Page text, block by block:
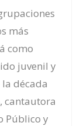
más
como
juvenil y
década
cantautora
Público y